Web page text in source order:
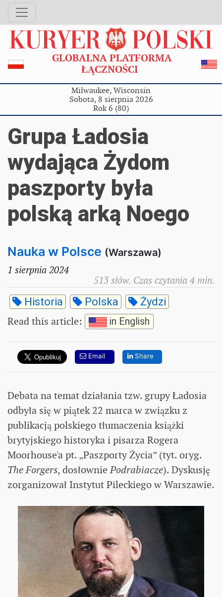
GLOBALNA PLATFORMA
ŁĄCZNOŚCI
Milwaukee, Wisconsin
Sobota, 8 sierpnia 2026
Rok 6 (80)
Grupa Ładosia
wydająca Żydom
paszporty była
polską arką Noego
Nauka w Polsce (Warszawa)
1 sierpnia 2024
513 słów. Czas czytania 4 min.
Historia Polska Żydzi
Read this article: in English
Email Share
Debata na temat działania tzw. grupy Ładosia
odbyła się w piątek 22 marca w związku z
publikacją polskiego tłumaczenia książki
brytyjskiego historyka i pisarza Rogera
Moorhouse'a pt. „Paszporty Życia” (tyt. oryg.
The Forgers, dosłowniePodrabiacze). Dyskusję
zorganizował Instytut Pileckiego w Warszawie.